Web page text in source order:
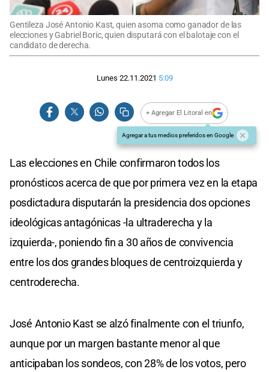
Gentileza José Antonio Kast, quien asoma como ganador de las
elecciones y Gabriel Boric, quien disputará con el balotaje con el
candidato de derecha.
Lunes 22.11.2021 5:09
+ Agregar El Litoral en
Agregar a tus medios preferidos en Google
Las elecciones en Chile confirmaron todos los
pronósticos acerca de que por primera vez en la etapa
posdictadura disputarán la presidencia dos opciones
ideológicas antagónicas -la ultraderecha y la
izquierda-, poniendo fin a 30 años de convivencia
entre los dos grandes bloques de centroizquierda y
centroderecha.
José Antonio Kast se alzó finalmente con el triunfo,
aunque por un margen bastante menor al que
anticipaban los sondeos, con 28% de los votos, pero